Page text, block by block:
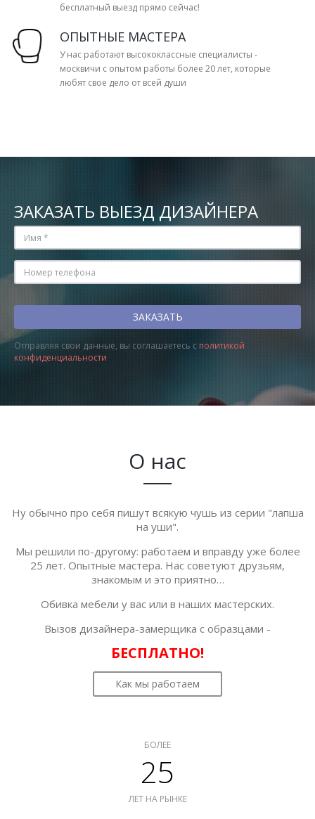
бесплатный выезд прямо сейчас!
ОПЫТНЫЕ МАСТЕРА
У нас работают высококлассные специалисты -
москвичи с опытом работы более 20 лет, которые
любят свое дело от всей души
ЗАКАЗАТЬ ВЫЕЗД ДИЗАЙНЕРА
Отправляя свои данные, вы соглашаетесь с политикой
конфиденциальности
О нас
Ну обычно про себя пишут всякую чушь из серии "лапша
на уши".
Мы решили по-другому: работаем и вправду уже более
25 лет. Опытные мастера. Нас советуют друзьям,
знакомым и это приятно…
Обивка мебели у вас или в наших мастерских.
Вызов дизайнера-замерщика с образцами -
БЕСПЛАТНО!
Как мы работаем
БОЛЕЕ
25
ЛЕТ НА РЫНКЕ